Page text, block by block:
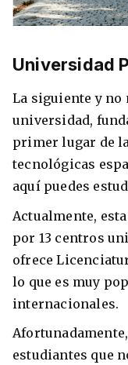
Universidad
La siguiente y no
universidad,
primer lugar de
tecnológicas
aquí puedes
Actualmente,
por 13 centros
ofrece
lo que es muy
internacionales.
estudiantes que